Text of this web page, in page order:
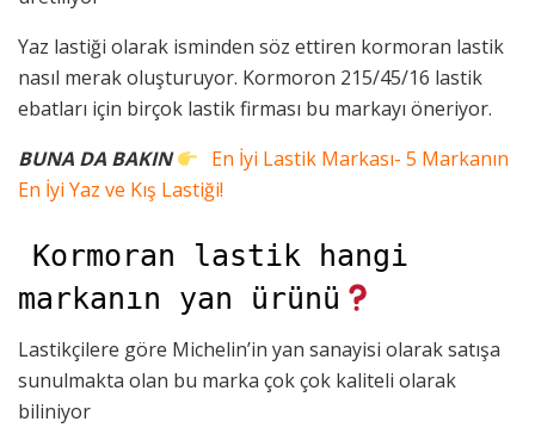
Yaz lastiği olarak isminden söz ettiren kormoran lastik
nasıl merak oluşturuyor. Kormoron 215/45/16 lastik
ebatları için birçok lastik firması bu markayı öneriyor.
BUNA DA BAKIN
En İyi Lastik Markası- 5 Markanın
En İyi Yaz ve Kış Lastiği!
Kormoran lastik hangi
markanın yan ürünü
Lastikçilere göre Michelin’in yan sanayisi olarak satışa
sunulmakta olan bu marka çok çok kaliteli olarak
biliniyor